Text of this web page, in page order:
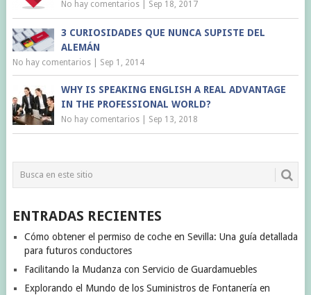
No hay comentarios| Sep 18, 2017
3 CURIOSIDADES QUE NUNCA SUPISTE DEL
ALEMÁN
No hay comentarios| Sep 1, 2014
WHY IS SPEAKING ENGLISH A REAL ADVANTAGE
IN THE PROFESSIONAL WORLD?
No hay comentarios| Sep 13, 2018
ENTRADAS RECIENTES
Cómo obtener el permiso de coche en Sevilla: Una guía detallada
para futuros conductores
Facilitando la Mudanza con Servicio de Guardamuebles
Explorando el Mundo de los Suministros de Fontanería en